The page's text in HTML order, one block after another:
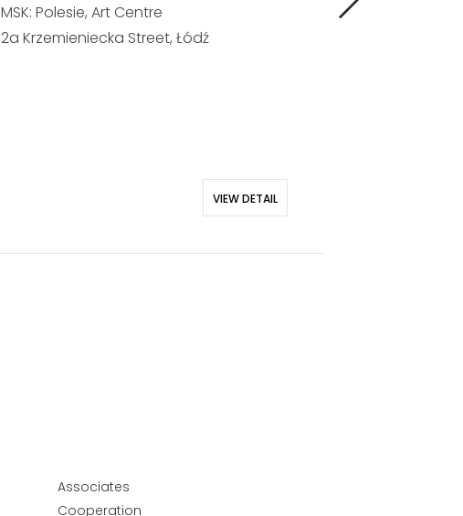
MSK: Polesie, Art Centre
2a Krzemieniecka Street, Łódź
VIEW DETAIL
Associates
Cooperation